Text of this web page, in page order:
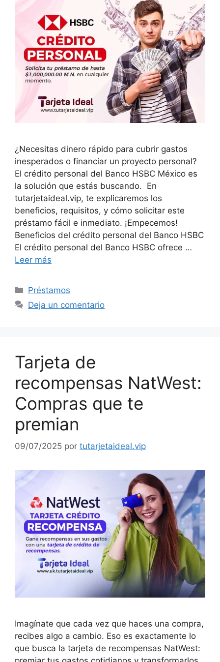
¿Necesitas dinero rápido para cubrir gastos
inesperados o financiar un proyecto personal?
El crédito personal del Banco HSBC México es
la solución que estás buscando. En
tutarjetaideal.vip, te explicaremos los
beneficios, requisitos, y cómo solicitar este
préstamo fácil e inmediato. ¡Empecemos!
Beneficios del crédito personal del Banco HSBC
El crédito personal del Banco HSBC ofrece …
Leer más
Categorías
Préstamos
Deja un comentario
Tarjeta de
recompensas NatWest:
Compras que te
premian
09/07/2025 por tutarjetaideal.vip
Imagínate que cada vez que haces una compra,
recibes algo a cambio. Eso es exactamente lo
que busca la tarjeta de recompensas NatWest: